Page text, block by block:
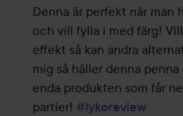
av
5
Denna är perfekt när man
och vill fylla i med färg!
effekt så kan andra
mig så håller denna
enda produkten som får
partier! #lykoreview